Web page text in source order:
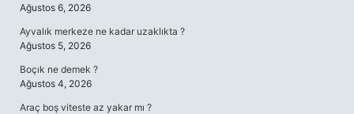
Ağustos 6, 2026
Ayvalık merkeze ne kadar uzaklıkta ?
Ağustos 5, 2026
Boçık ne demek ?
Ağustos 4, 2026
Araç boş viteste az yakar mı ?